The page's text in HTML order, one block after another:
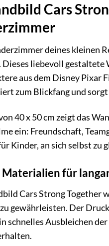
Cars
deines kleinen
. Dieses liebevoll gestaltete
aus dem Disney Pixar
zum Blickfang und
40 x 50 cm zeigt das
ein: Freundschaft,
Kinder, an sich selbst zu
für
Cars Strong Together
gewährleisten. Der
schnelles Ausbleichen